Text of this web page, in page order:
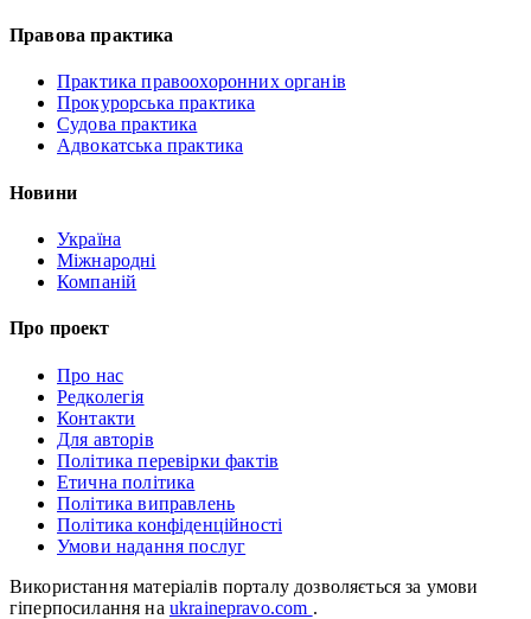
Правова практика
Практика правоохоронних органів
Прокурорська практика
Судова практика
Адвокатська практика
Новини
Україна
Міжнародні
Компаній
Про проект
Про нас
Редколегія
Контакти
Для авторів
Політика перевірки фактів
Етична політика
Політика виправлень
Політика конфіденційності
Умови надання послуг
Використання матеріалів порталу дозволяється за умови
гіперпосилання на ukrainepravo.com .